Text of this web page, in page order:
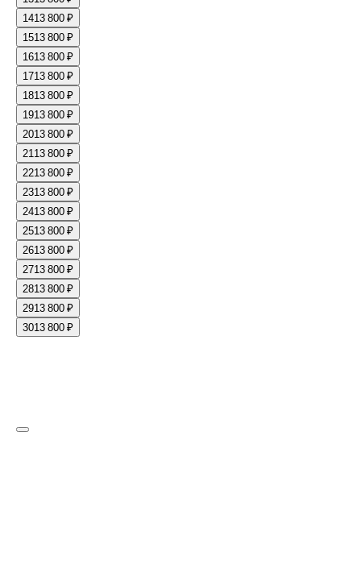
1413 800 ₽
1513 800 ₽
1613 800 ₽
1713 800 ₽
1813 800 ₽
1913 800 ₽
2013 800 ₽
2113 800 ₽
2213 800 ₽
2313 800 ₽
2413 800 ₽
2513 800 ₽
2613 800 ₽
2713 800 ₽
2813 800 ₽
2913 800 ₽
3013 800 ₽